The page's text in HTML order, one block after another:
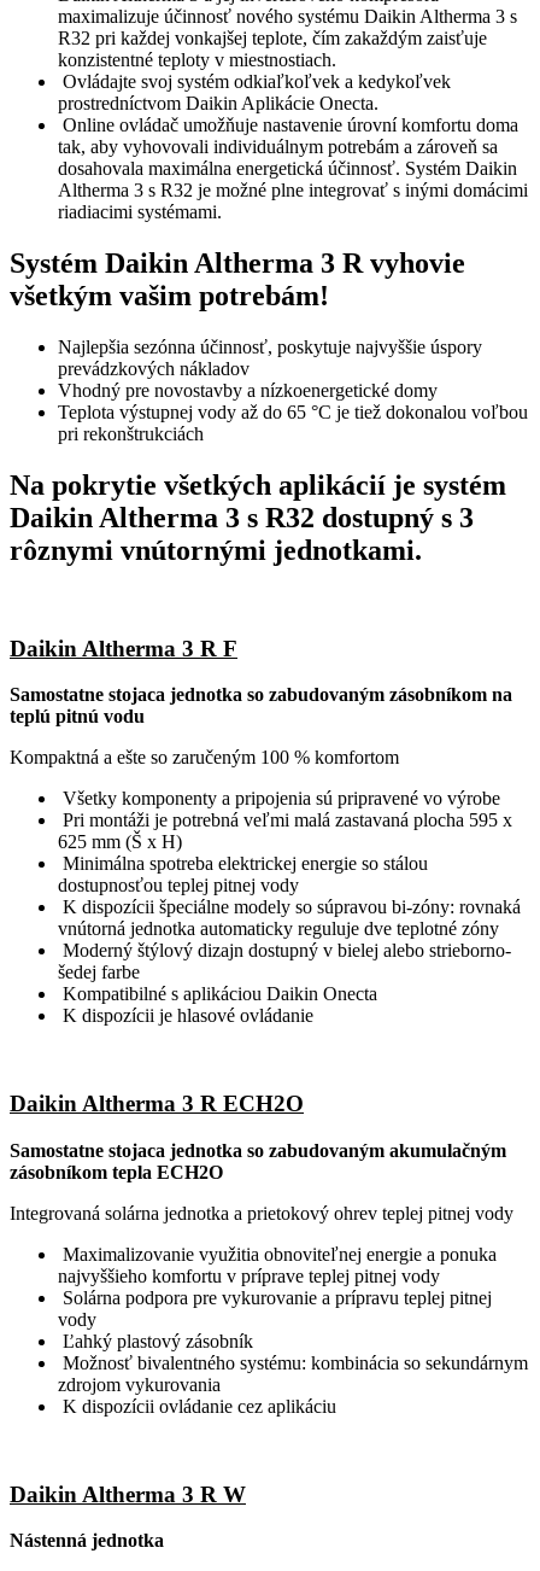
maximalizuje účinnosť nového systému Daikin Altherma 3 s
R32 pri každej vonkajšej teplote, čím zakaždým zaisťuje
konzistentné teploty v miestnostiach.
Ovládajte svoj systém odkiaľkoľvek a kedykoľvek
prostredníctvom Daikin Aplikácie Onecta.
Online ovládač umožňuje nastavenie úrovní komfortu doma
tak, aby vyhovovali individuálnym potrebám a zároveň sa
dosahovala maximálna energetická účinnosť. Systém Daikin
Altherma 3 s R32 je možné plne integrovať s inými domácimi
riadiacimi systémami.
Systém Daikin Altherma 3 R vyhovie
všetkým vašim potrebám!
Najlepšia sezónna účinnosť, poskytuje najvyššie úspory
prevádzkových nákladov
Vhodný pre novostavby a nízkoenergetické domy
Teplota výstupnej vody až do 65 °C je tiež dokonalou voľbou
pri rekonštrukciách
Na pokrytie všetkých aplikácií je systém
Daikin Altherma 3 s R32 dostupný s 3
rôznymi vnútornými jednotkami.
Daikin Altherma 3 R F
Samostatne stojaca jednotka so zabudovaným zásobníkom na
teplú pitnú vodu
Kompaktná a ešte so zaručeným 100 % komfortom
Všetky komponenty a pripojenia sú pripravené vo výrobe
Pri montáži je potrebná veľmi malá zastavaná plocha 595 x
625 mm (Š x H)
Minimálna spotreba elektrickej energie so stálou
dostupnosťou teplej pitnej vody
K dispozícii špeciálne modely so súpravou bi-zóny: rovnaká
vnútorná jednotka automaticky reguluje dve teplotné zóny
Moderný štýlový dizajn dostupný v bielej alebo strieborno-
šedej farbe
Kompatibilné s aplikáciou Daikin Onecta
K dispozícii je hlasové ovládanie
Daikin Altherma 3 R ECH2O
Samostatne stojaca jednotka so zabudovaným akumulačným
zásobníkom tepla ECH2O
Integrovaná solárna jednotka a prietokový ohrev teplej pitnej vody
Maximalizovanie využitia obnoviteľnej energie a ponuka
najvyššieho komfortu v príprave teplej pitnej vody
Solárna podpora pre vykurovanie a prípravu teplej pitnej
vody
Ľahký plastový zásobník
Možnosť bivalentného systému: kombinácia so sekundárnym
zdrojom vykurovania
K dispozícii ovládanie cez aplikáciu
Daikin Altherma 3 R W
Nástenná jednotka